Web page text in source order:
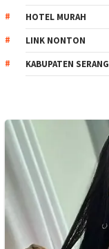
HOTEL MURAH
LINK NONTON
KABUPATEN SERANG